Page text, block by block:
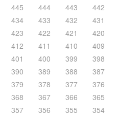
445 444 443 442
434 433 432 431
423 422 421 420
412 411 410 409
401 400 399 398
390 389 388 387
379 378 377 376
368 367 366 365
357 356 355 354